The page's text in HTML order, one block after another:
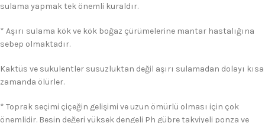
sulama yapmak tek önemli kuraldır.
* Aşırı sulama kök ve kök boğaz çürümelerine mantar hastalığına
sebep olmaktadır.
Kaktüs ve sukulentler susuzluktan değil aşırı sulamadan dolayı kısa
zamanda ölürler.
* Toprak seçimi çiçeğin gelişimi ve uzun ömürlü olması için çok
önemlidir. Besin değeri yüksek dengeli Ph gübre takviyeli ponza ve